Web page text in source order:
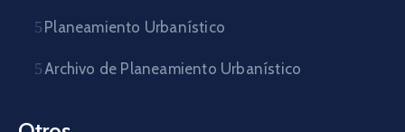
Planeamiento Urbanístico
Archivo de Planeamiento Urbanístico